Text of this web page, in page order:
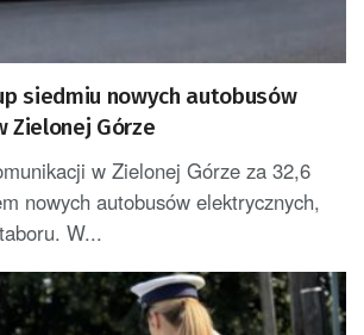
siedmiu nowych autobusów
Zielonej Górze
w Zielonej Górze za 32,6
nowych autobusów elektrycznych,
W...